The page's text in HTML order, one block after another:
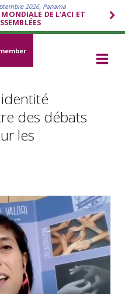
2026, Panama
MONDIALE DE L’ACI ET
des débats
les